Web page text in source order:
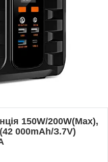
150W/200W(Max),
000mAh/З.7V)